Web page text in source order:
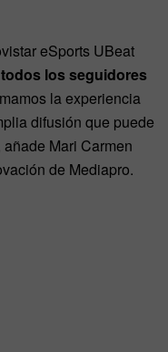
eSports UBeat
los seguidores
la experiencia
difusión que puede
Mari Carmen
de Mediapro.